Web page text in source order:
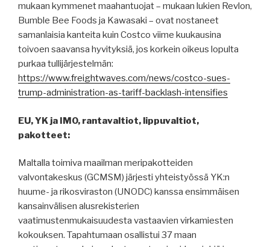
mukaan kymmenet maahantuojat – mukaan lukien Revlon,
Bumble Bee Foods ja Kawasaki – ovat nostaneet
samanlaisia ​​kanteita kuin Costco viime kuukausina
toivoen saavansa hyvityksiä, jos korkein oikeus lopulta
purkaa tullijärjestelmän:
https://www.freightwaves.com/news/costco-sues-
trump-administration-as-tariff-backlash-intensifies
EU, YK ja IMO, rantavaltiot, lippuvaltiot,
pakotteet:
Maltalla toimiva maailman meripakotteiden
valvontakeskus (GCMSM) järjesti yhteistyössä YK:n
huume- ja rikosviraston (UNODC) kanssa ensimmäisen
kansainvälisen alusrekisterien
vaatimustenmukaisuudesta vastaavien virkamiesten
kokouksen. Tapahtumaan osallistui 37 maan